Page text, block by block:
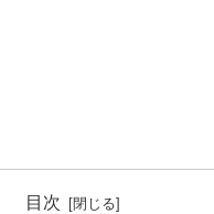
目次